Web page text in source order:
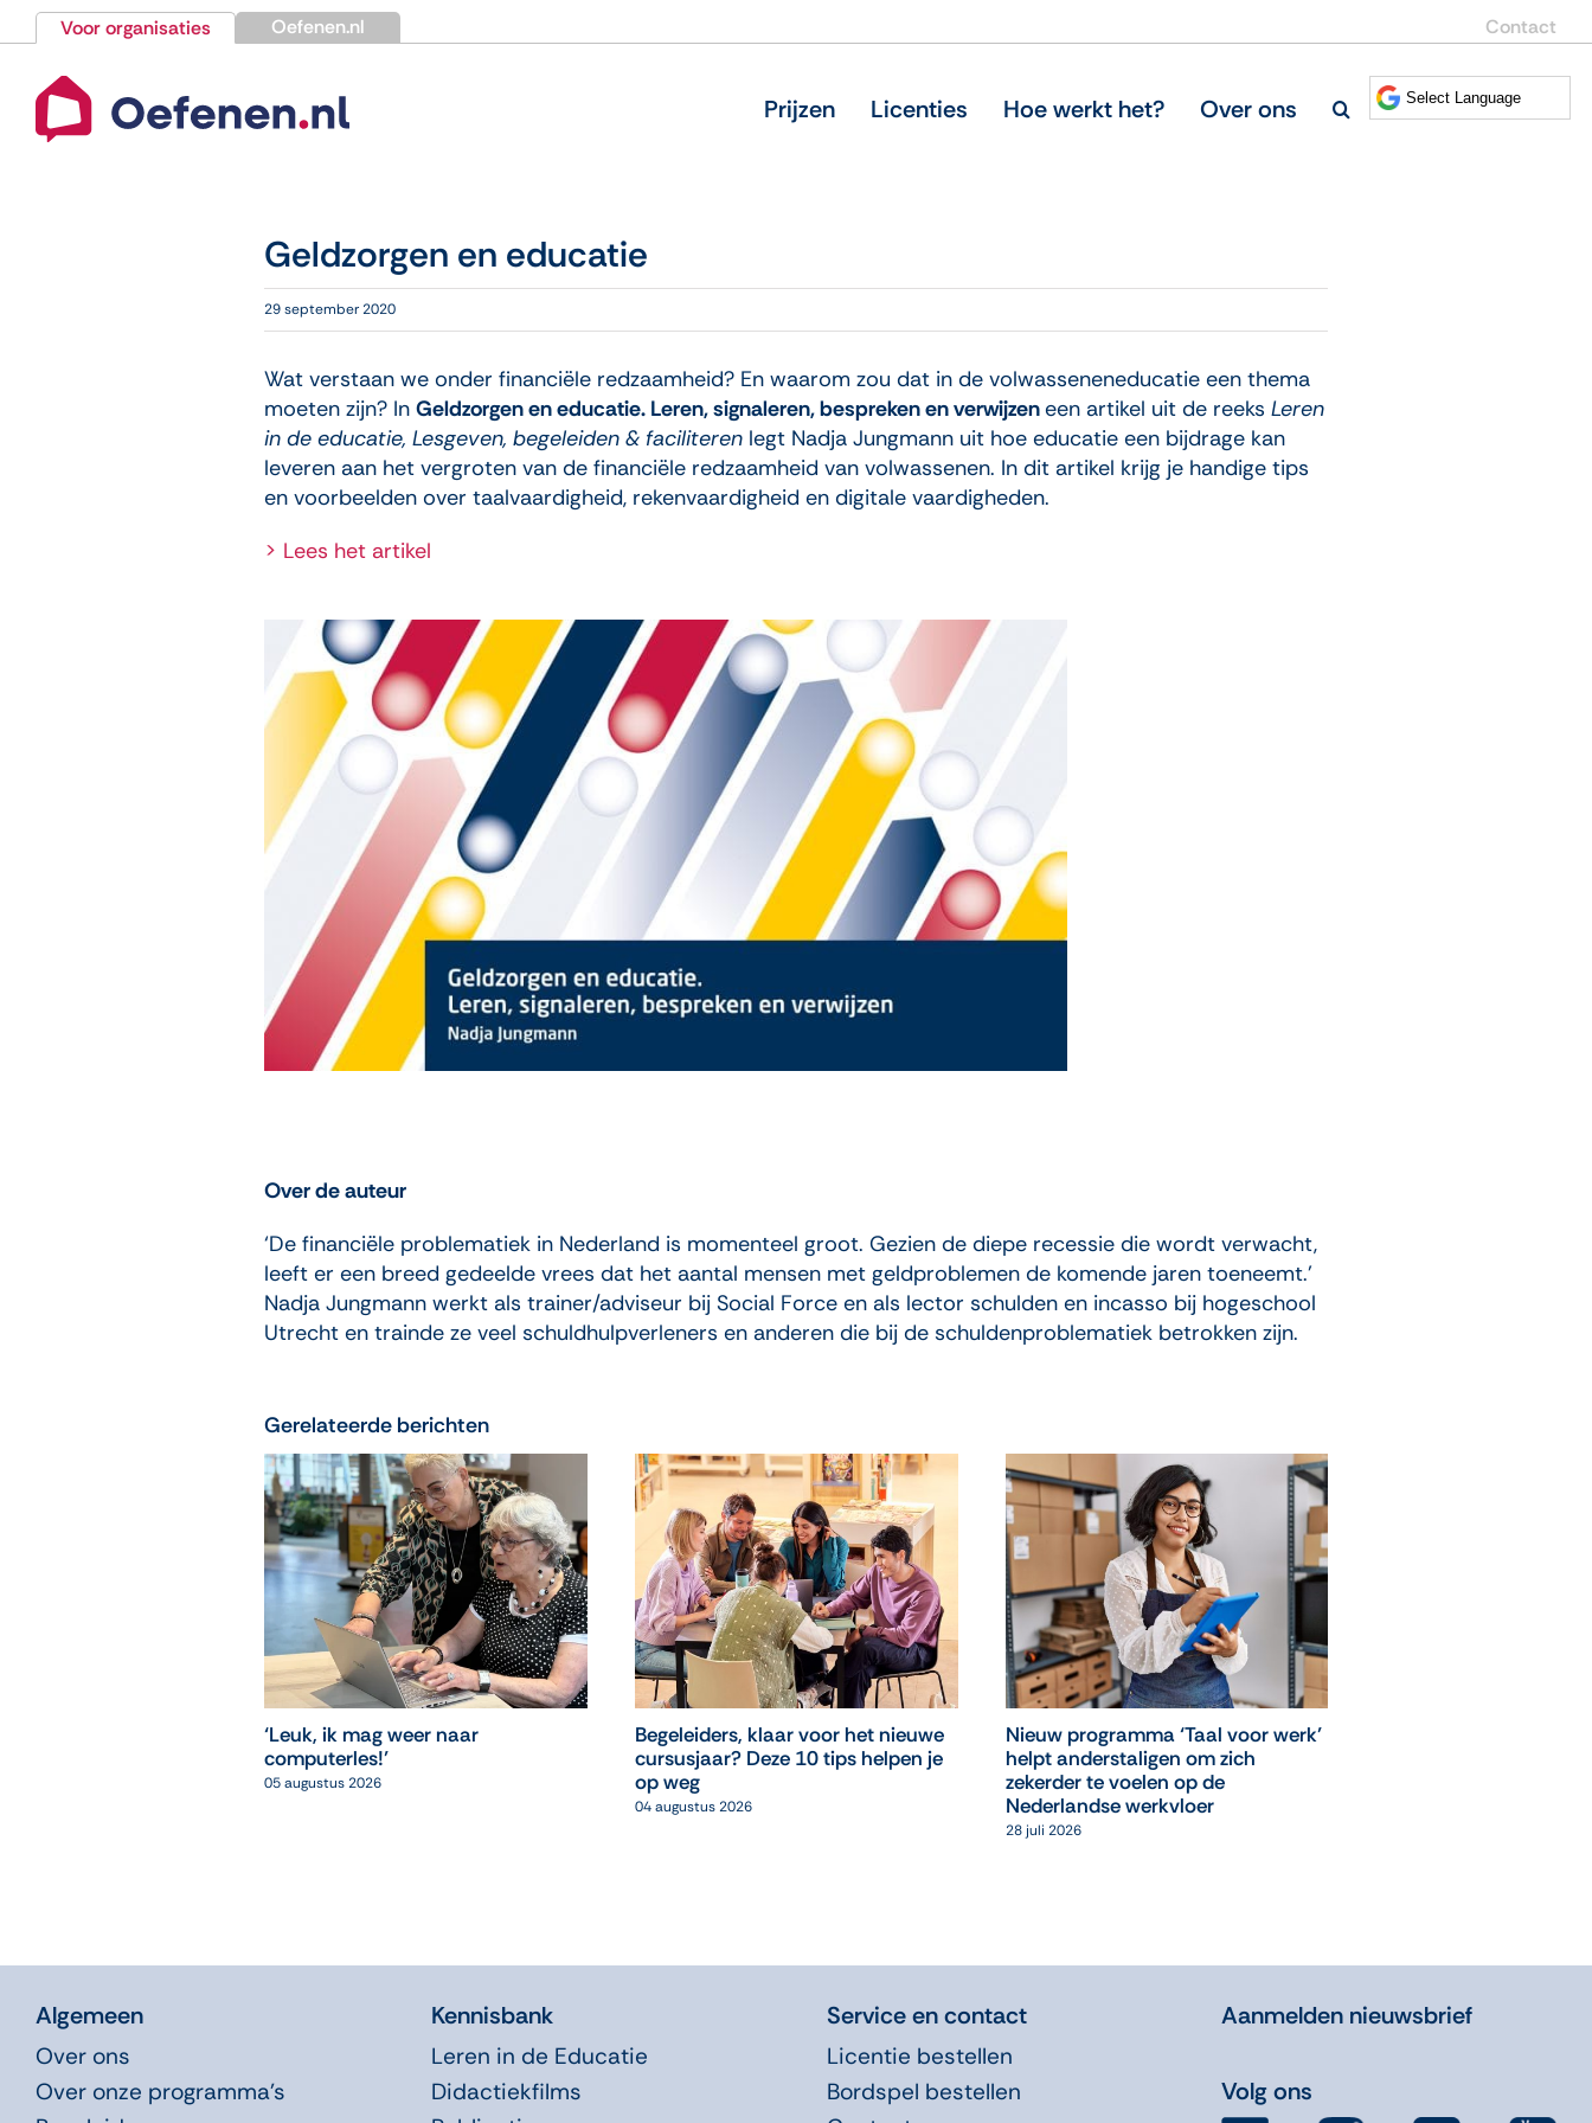
naar
inhoud
Voor organisaties Oefenen.nl Contact
Prijzen Licenties Hoe werkt het? Over ons
Geldzorgen en educatie
29 september 2020
Wat verstaan we onder financiële redzaamheid? En waarom zou dat in de volwasseneneducatie een thema
moeten zijn? In Geldzorgen en educatie. Leren, signaleren, bespreken en verwijzeneen artikel uit de reeks Leren
in de educatie, Lesgeven, begeleiden & faciliterenlegt Nadja Jungmann uit hoe educatie een bijdrage kan
leveren aan het vergroten van de financiële redzaamheid van volwassenen. In dit artikel krijg je handige tips
en voorbeelden over taalvaardigheid, rekenvaardigheid en digitale vaardigheden.
> Lees het artikel
Over de auteur
‘De financiële problematiek in Nederland is momenteel groot. Gezien de diepe recessie die wordt verwacht,
leeft er een breed gedeelde vrees dat het aantal mensen met geldproblemen de komende jaren toeneemt.’
Nadja Jungmann werkt als trainer/adviseur bij Social Force en als lector schulden en incasso bij hogeschool
Utrecht en trainde ze veel schuldhulpverleners en anderen die bij de schuldenproblematiek betrokken zijn.
Gerelateerde berichten
‘Leuk, ik mag weer naar
computerles!’
05 augustus 2026
Begeleiders, klaar voor het nieuwe
cursusjaar? Deze 10 tips helpen je
op weg
04 augustus 2026
Nieuw programma ‘Taal voor werk’
helpt anderstaligen om zich
zekerder te voelen op de
Nederlandse werkvloer
28 juli 2026
Algemeen
Over ons
Over onze programma’s
Kennisbank
Leren in de Educatie
Didactiekfilms
Service en contact
Licentie bestellen
Bordspel bestellen
Aanmelden nieuwsbrief
Volg ons